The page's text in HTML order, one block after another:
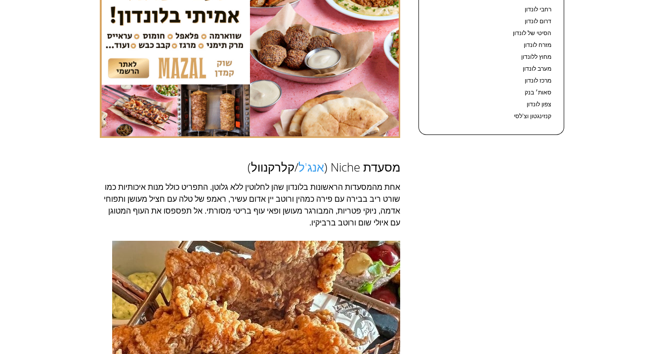
מסעדת Niche ( אנג'ל/קלרקנוול)
אחת מהמסעדות הראשונות בלונדון שהן לחלוטין ללא גלוטן. התפריט כולל מנות איכותיות כמו
שורט ריב בבירה עם פירה כמהין ורוטב יין אדום עשיר, ראמפ של טלה עם חציל מעושן ותפוחי
אדמה, ניוקי פטריות, המבורגר מעושן ופאי עוף בריטי מסורתי. אל תפספסו את העוף המטוגן
עם איולי שום ורוטב ברביקיו.
רחבי לונדון
דרום לונדון
הסיטי של לונדון
מזרח לונדון
מחוץ ללונדון
מערב לונדון
מרכז לונדון
סאות׳ בנק
צפון לונדון
קנזינגטון וצ’לסי